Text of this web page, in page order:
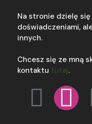
Na stronie dzielę się
doświadczeniami,
innych.
Chcesz się ze mną
kontaktu tutaj.